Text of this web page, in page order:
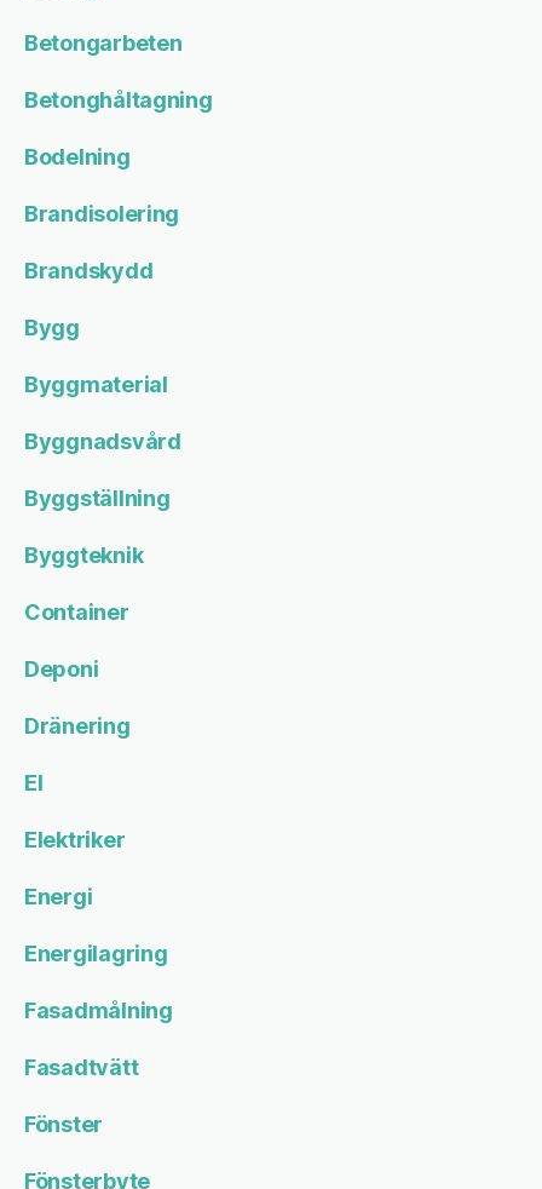
Betongarbeten
Betonghåltagning
Bodelning
Brandisolering
Brandskydd
Bygg
Byggmaterial
Byggnadsvård
Byggställning
Byggteknik
Container
Deponi
Dränering
El
Elektriker
Energi
Energilagring
Fasadmålning
Fasadtvätt
Fönster
Fönsterbyte